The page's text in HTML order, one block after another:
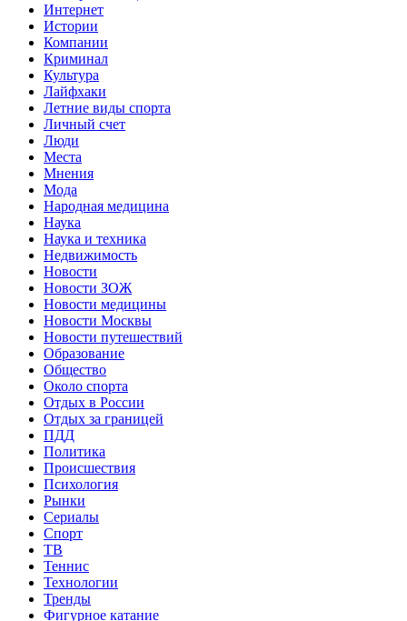
Интернет
Истории
Компании
Криминал
Культура
Лайфхаки
Летние виды спорта
Личный счет
Люди
Места
Мнения
Мода
Народная медицина
Наука
Наука и техника
Недвижимость
Новости
Новости ЗОЖ
Новости медицины
Новости Москвы
Новости путешествий
Образование
Общество
Около спорта
Отдых в России
Отдых за границей
ПДД
Политика
Происшествия
Психология
Рынки
Сериалы
Спорт
ТВ
Теннис
Технологии
Тренды
Фигурное катание